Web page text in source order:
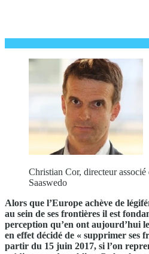
Christian Cor, directeur associé
Saaswedo
Alors que l’Europe achève de
au sein de ses frontières il est
perception qu’en ont aujourd’hui
en effet décidé de « supprimer ses
partir du 15 juin 2017, si l’on